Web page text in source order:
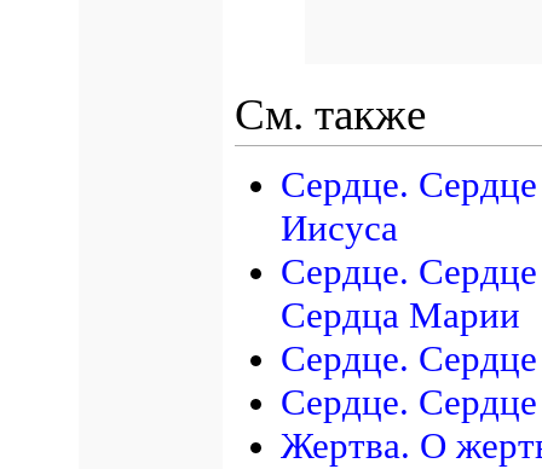
См. также
Сердце.
Иисуса
Сердце.
Сердца Марии
Сердце.
Сердце.
Жертва. О